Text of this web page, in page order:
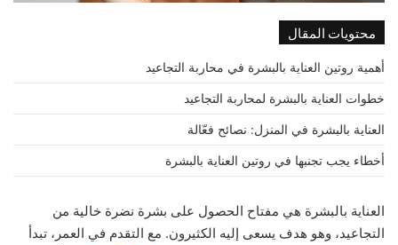
محتويات المقال
أهمية روتين العناية بالبشرة في محاربة التجاعيد
خطوات العناية بالبشرة لمحاربة التجاعيد
العناية بالبشرة في المنزل: نصائح فعّالة
أخطاء يجب تجنبها في روتين العناية بالبشرة
العناية بالبشرة هي مفتاح الحصول على بشرة نضرة خالية من
التجاعيد، وهو هدف يسعى إليه الكثيرون. مع التقدم في العمر، تبدأ